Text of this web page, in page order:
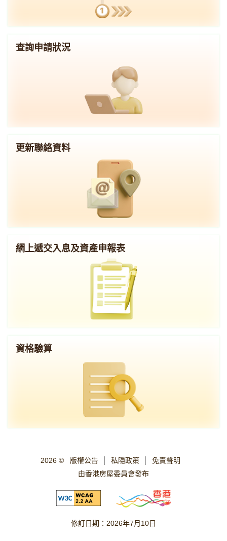
查詢申請狀況
更新聯絡資料
網上遞交入息及資產申報表
資格驗算
2026 © 版權公告 私隱政策
免責聲明
由香港房屋委員會發布
修訂日期： 2026年7月10日